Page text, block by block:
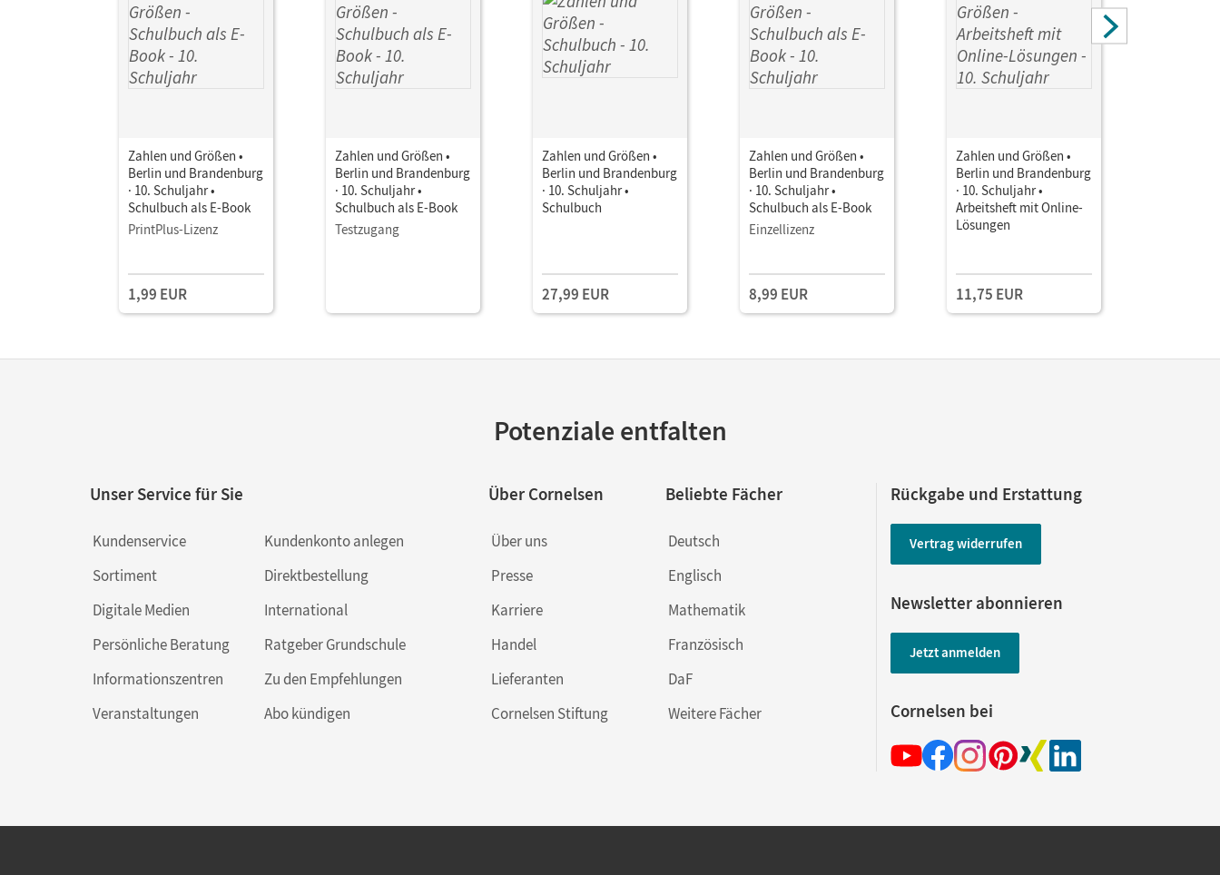
Zahlen und Größen •
Berlin und Brandenburg
· 10. Schuljahr •
Schulbuch als E-Book
PrintPlus-Lizenz
1,99 EUR
Zahlen und Größen •
Berlin und Brandenburg
· 10. Schuljahr •
Schulbuch als E-Book
Testzugang
Zahlen und Größen •
Berlin und Brandenburg
· 10. Schuljahr •
Schulbuch
27,99 EUR
Zahlen und Größen •
Berlin und Brandenburg
· 10. Schuljahr •
Schulbuch als E-Book
Einzellizenz
8,99 EUR
Zahlen und Größen •
Berlin und Brandenburg
· 10. Schuljahr •
Arbeitsheft mit Online-
Lösungen
11,75 EUR
Potenziale entfalten
Unser Service für Sie
Kundenservice
Sortiment
Digitale Medien
Persönliche Beratung
Informationszentren
Veranstaltungen
Kundenkonto anlegen
Direktbestellung
International
Ratgeber Grundschule
Zu den Empfehlungen
Abo kündigen
Über Cornelsen
Über uns
Presse
Karriere
Handel
Lieferanten
Cornelsen Stiftung
Beliebte Fächer
Deutsch
Englisch
Mathematik
Französisch
DaF
Weitere Fächer
Rückgabe und Erstattung
Vertrag widerrufen
Newsletter abonnieren
Jetzt anmelden
Cornelsen bei